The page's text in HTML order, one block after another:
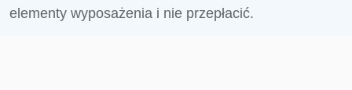
elementy wyposażenia i nie przepłacić.